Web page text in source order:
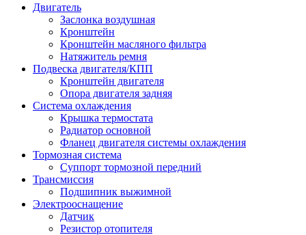
Двигатель
Заслонка воздушная
Кронштейн
Кронштейн масляного фильтра
Натяжитель ремня
Подвеска двигателя/КПП
Кронштейн двигателя
Опора двигателя задняя
Система охлаждения
Крышка термостата
Радиатор основной
Фланец двигателя системы охлаждения
Тормозная система
Суппорт тормозной передний
Трансмиссия
Подшипник выжимной
Электрооснащение
Датчик
Резистор отопителя